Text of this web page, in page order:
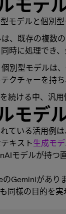
モデルと個別
、既存の複数
時に処理でき、
別型モデルは
クチャーを持
続ける中、汎
モデ
ている活用例
キスト生成モ
モデルが持つ
Geminiがあり
様の目的を実